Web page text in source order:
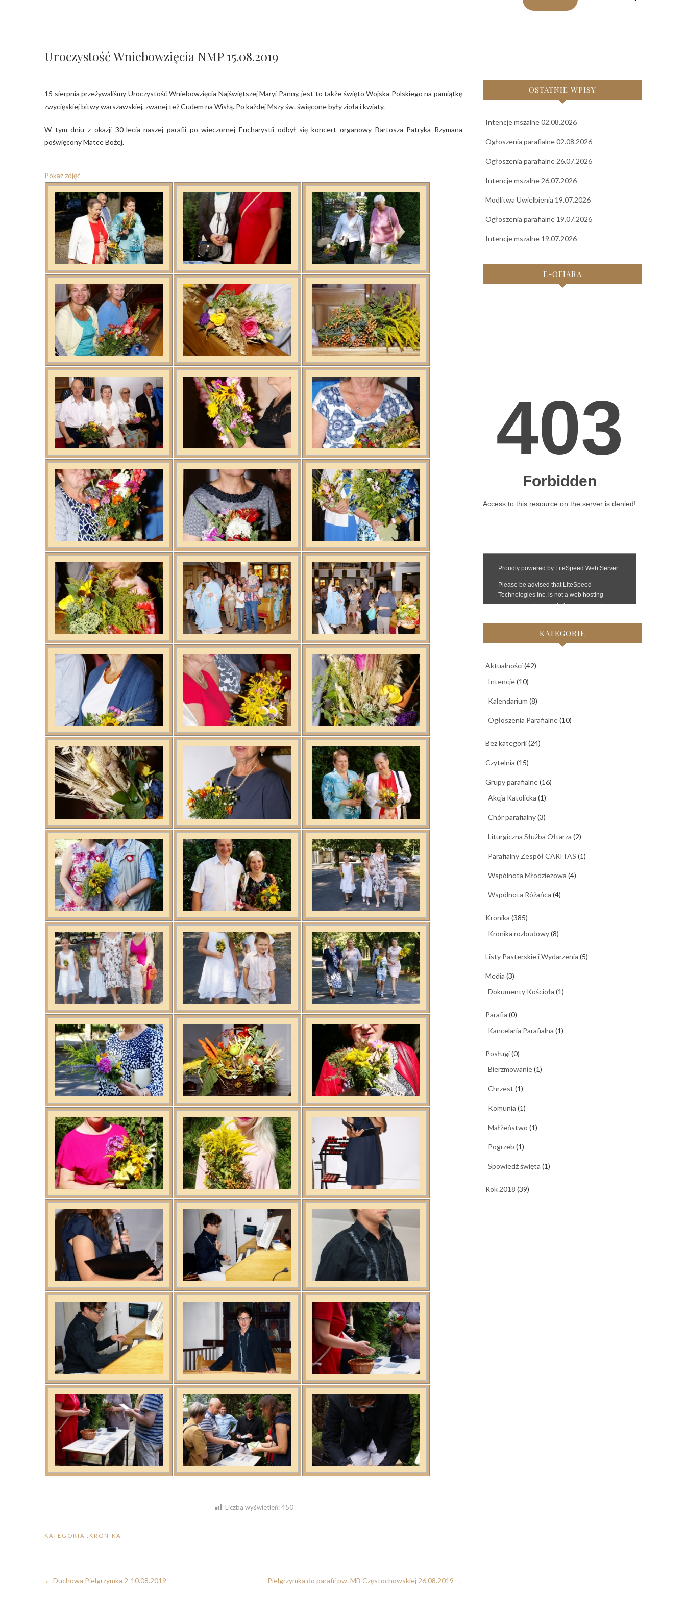
Uroczystość Wniebowzięcia NMP 15.08.2019
15 sierpnia przeżywaliśmy Uroczystość Wniebowzięcia Najświętszej Maryi Panny, jest to także święto Wojska Polskiego na pamiątkę
zwycięskiej bitwy warszawskiej, zwanej też Cudem na Wisłą. Po każdej Mszy św. święcone były zioła i kwiaty.
W tym dniu z okazji 30-lecia naszej parafii po wieczornej Eucharystii odbył się koncert organowy Bartosza Patryka Rzymana
poświęcony Matce Bożej.
Pokaz zdjęć
Liczba wyświetleń:450
KATEGORIA : KRONIKA
← Duchowa Pielgrzymka 2-10.08.2019 Pielgrzymka do parafii pw. MB Częstochowskiej 26.08.2019 →
OSTATNIE WPISY
Intencje mszalne 02.08.2026
Ogłoszenia parafialne 02.08.2026
Ogłoszenia parafialne 26.07.2026
Intencje mszalne 26.07.2026
Modlitwa Uwielbienia 19.07.2026
Ogłoszenia parafialne 19.07.2026
Intencje mszalne 19.07.2026
E-OFIARA
KATEGORIE
Aktualności(42)
Intencje(10)
Kalendarium (8)
Ogłoszenia Parafialne(10)
Bez kategorii(24)
Czytelnia (15)
Grupy parafialne(16)
Akcja Katolicka (1)
Chór parafialny(3)
Liturgiczna Służba Ołtarza (2)
Parafialny Zespół CARITAS (1)
Wspólnota Młodzieżowa (4)
Wspólnota Różańca (4)
Kronika (385)
Kronika rozbudowy(8)
Listy Pasterskie i Wydarzenia (5)
Media (3)
Dokumenty Kościoła (1)
Parafia (0)
Kancelaria Parafialna (1)
Posługi(0)
Bierzmowanie(1)
Chrzest (1)
Komunia (1)
Małżeństwo (1)
Pogrzeb (1)
Spowiedź święta (1)
Rok 2018 (39)